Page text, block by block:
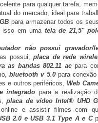
para qualquer tarefa,
do mercado, ideal para
para armazenar todos os
isso em uma tela de 21,5"
não possui gravador/
possui,placa de rede
as bandas 802.11 acpara
bluetooth v 5.0para
e outros periféricos, Web
integrado para a realização
placa de vídeo Intel® UHD
e assistir filmes com
2.0 e USB 3.1 Type A e C